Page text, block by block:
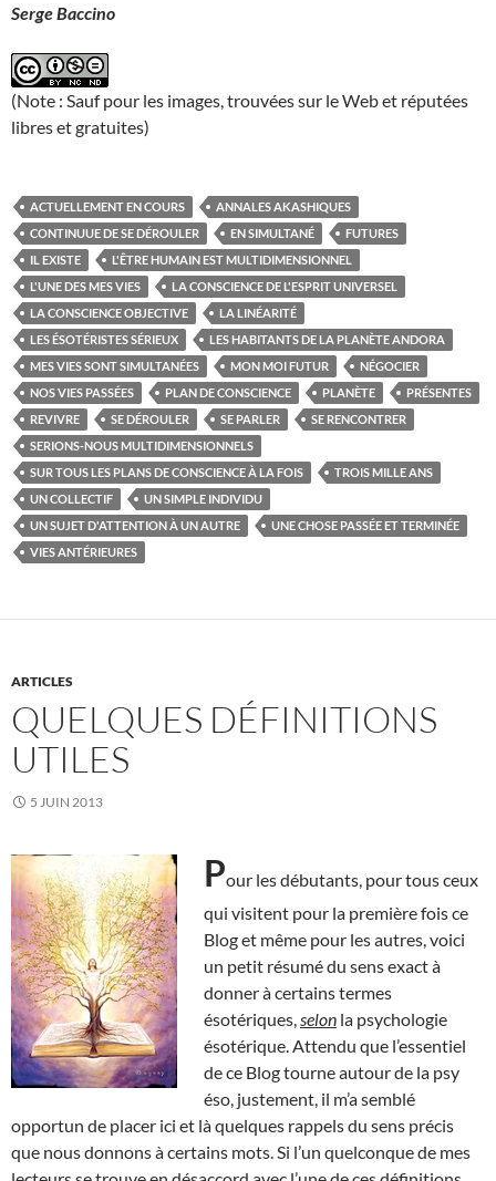
Serge Baccino
(Note : Sauf pour les images, trouvées sur le Web et réputées
libres et gratuites)
ACTUELLEMENT EN COURS
ANNALES AKASHIQUES
CONTINUUE DE SE DÉROULER
EN SIMULTANÉ
FUTURES
IL EXISTE
L'ÊTRE HUMAIN EST MULTIDIMENSIONNEL
L'UNE DES MES VIES
LA CONSCIENCE DE L'ESPRIT UNIVERSEL
LA CONSCIENCE OBJECTIVE
LA LINÉARITÉ
LES ÉSOTÉRISTES SÉRIEUX
LES HABITANTS DE LA PLANÈTE ANDORA
MES VIES SONT SIMULTANÉES
MON MOI FUTUR
NÉGOCIER
NOS VIES PASSÉES
PLAN DE CONSCIENCE PLANÈTE
PRÉSENTES
REVIVRE
SE DÉROULER SE PARLER
SE RENCONTRER
SERIONS-NOUS MULTIDIMENSIONNELS
SUR TOUS LES PLANS DE CONSCIENCE À LA FOIS
TROIS MILLE ANS
UN COLLECTIF
UN SIMPLE INDIVIDU
UN SUJET D'ATTENTION À UN AUTRE
UNE CHOSE PASSÉE ET TERMINÉE
VIES ANTÉRIEURES
ARTICLES
QUELQUES DÉFINITIONS
UTILES
5 JUIN 2013
Pour les débutants, pour tous ceux
qui visitent pour la première fois ce
Blog et même pour les autres, voici
un petit résumé du sens exact à
donner à certains termes
ésotériques, selon la psychologie
ésotérique. Attendu que l’essentiel
de ce Blog tourne autour de la psy
éso, justement, il m’a semblé
opportun de placer ici et là quelques rappels du sens précis
que nous donnons à certains mots. Si l’un quelconque de mes